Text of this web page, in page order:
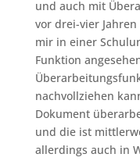
und auch mit
vor drei-vier
mir in einer
Funktion
nachvollziehen
Dokument
und die ist
allerdings auch in